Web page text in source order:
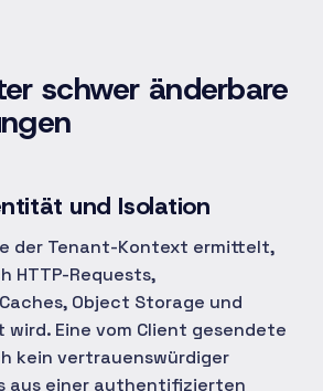
schwer änderbare
und Isolation
der Tenant-Kontext ermittelt,
HTTP-Requests,
Object Storage und
Eine vom Client gesendete
kein vertrauenswürdiger
aus einer authentifizierten